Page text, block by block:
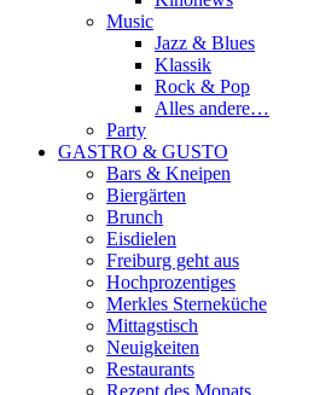
Music
Jazz & Blues
Klassik
Rock & Pop
Alles andere…
Party
GASTRO & GUSTO
Bars & Kneipen
Biergärten
Brunch
Eisdielen
Freiburg geht aus
Hochprozentiges
Merkles Sterneküche
Mittagstisch
Neuigkeiten
Restaurants
Rezept des Monats